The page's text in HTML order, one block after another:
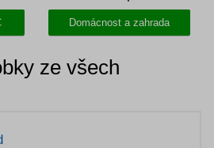
Domácnost a zahrada
ze všech